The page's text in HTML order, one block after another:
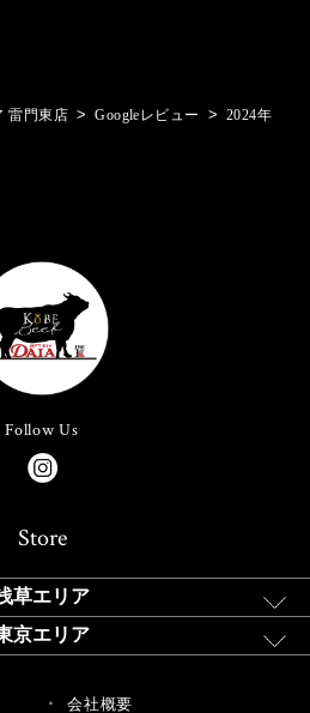
雷門東店 > Googleレビュー > 2024年
Follow Us
Store
草エリア
京エリア
会社概要